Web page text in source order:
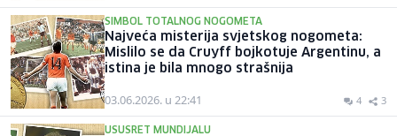
SIMBOL TOTALNOG NOGOMETA
Najveća misterija svjetskog nogometa:
Mislilo se da Cruyff bojkotuje Argentinu, a
istina je bila mnogo strašnija
03.06.2026. u 22:41 4 3
USUSRET MUNDIJALU